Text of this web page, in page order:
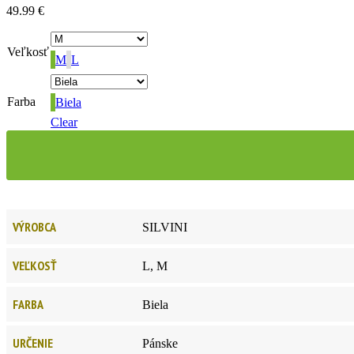
49.99 €
Veľkosť
M L
Farba
Biela
Clear
VÝROBCA SILVINI
VEĽKOSŤ L, M
FARBA Biela
URČENIE Pánske